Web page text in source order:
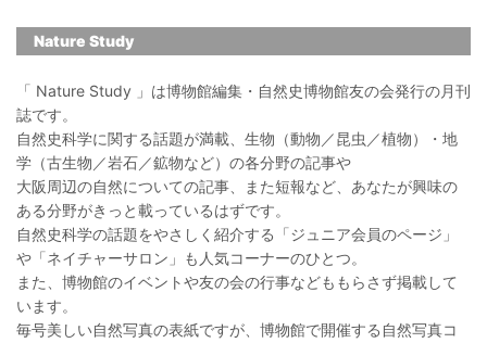
Nature Study
「 Nature Study 」は博物館編集・自然史博物館友の会発行の月刊
誌です。
自然史科学に関する話題が満載、生物（動物／昆虫／植物）・地
学（古生物／岩石／鉱物など）の各分野の記事や
大阪周辺の自然についての記事、また短報など、あなたが興味の
ある分野がきっと載っているはずです。
自然史科学の話題をやさしく紹介する「ジュニア会員のページ」
や「ネイチャーサロン」も人気コーナーのひとつ。
また、博物館のイベントや友の会の行事などももらさず掲載して
います。
毎号美しい自然写真の表紙ですが、博物館で開催する自然写真コ